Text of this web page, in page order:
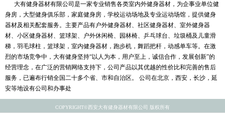
大有健身器材有限公司是一家专业销售各类室内外健身器材，为企事业单位健
身房，大型健身俱乐部，家庭健身房，学校运动场地及专业运动场馆，提供健身
器材及相关配套服务。主要产品有户外健身器材、社区健身器材、室外健身器
材、小区健身器材、篮球架、户外休闲椅、园林椅、乒乓球台、垃圾桶及儿童滑
梯，羽毛球柱，篮球架，室内健身器材，跑步机，舞蹈把杆，动感单车等。在激
烈的市场竞争中，大有健身坚持“以人为本，用户至上，诚信合作，发展创新”的
经营理念，在广泛的营销网络支持下，公司产品以其优越的性价比和完善的售后
服务，已遍布行销全国二十多个省、市和自治区。 公司在北京，西安，长沙，延
安等地设有公司和办事处
COPYRIGHT©西安大有健身器材有限公司 版权所有